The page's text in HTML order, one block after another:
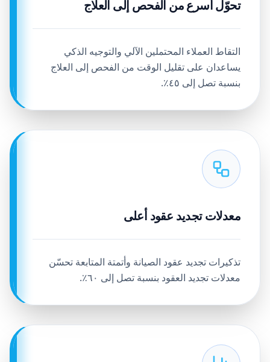
تحوّل أسرع من الفحص إلى العلاج
التقاط العملاء المحتملين الآلي والتوجيه الذكي
يساعدان على تقليل الوقت من الفحص إلى العلاج
بنسبة تصل إلى ٤٥٪.
معدلات تجديد عقود أعلى
تذكيرات تجديد عقود الصيانة وأتمتة المتابعة تحسّن
معدلات تجديد العقود بنسبة تصل إلى ٦٠٪.